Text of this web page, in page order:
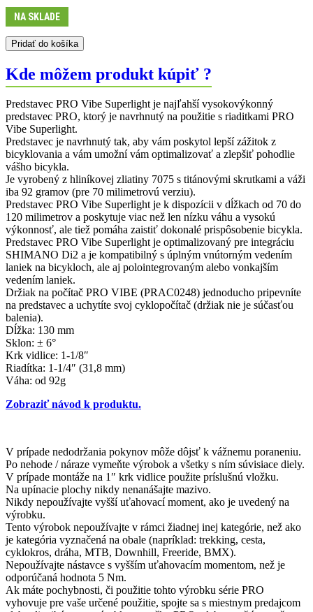
NA SKLADE
množstvo
Predstavec
VIBE
SUPERLIGHT
6°
130
mm
Pridať do košíka
Kde môžem produkt kúpiť ?
Predstavec PRO Vibe Superlight je najľahší vysokovýkonný
predstavec PRO, ktorý je navrhnutý na použitie s riaditkami PRO
Vibe Superlight.
Predstavec je navrhnutý tak, aby vám poskytol lepší zážitok z
bicyklovania a vám umožní vám optimalizovať a zlepšiť pohodlie
vášho bicykla.
Je vyrobený z hliníkovej zliatiny 7075 s titánovými skrutkami a váži
iba 92 gramov (pre 70 milimetrovú verziu).
Predstavec PRO Vibe Superlight je k dispozícii v dĺžkach od 70 do
120 milimetrov a poskytuje viac než len nízku váhu a vysokú
výkonnosť, ale tiež pomáha zaistiť dokonalé prispôsobenie bicykla.
Predstavec PRO Vibe Superlight je optimalizovaný pre integráciu
SHIMANO Di2 a je kompatibilný s úplným vnútorným vedením
laniek na bicykloch, ale aj polointegrovaným alebo vonkajším
vedením laniek.
Držiak na počítač PRO VIBE (PRAC0248) jednoducho pripevníte
na predstavec a uchytíte svoj cyklopočítač (držiak nie je súčasťou
balenia).
Dĺžka: 130 mm
Sklon: ± 6°
Krk vidlice: 1-1/8″
Riadítka: 1-1/4″ (31,8 mm)
Váha: od 92g
Zobraziť návod k produktu.
V prípade nedodržania pokynov môže dôjsť k vážnemu poraneniu.
Po nehode / náraze vymeňte výrobok a všetky s ním súvisiace diely.
V prípade montáže na 1″ krk vidlice použite príslušnú vložku.
Na upínacie plochy nikdy nenanášajte mazivo.
Nikdy nepoužívajte vyšší uťahovací moment, ako je uvedený na
výrobku.
Tento výrobok nepoužívajte v rámci žiadnej inej kategórie, než ako
je kategória vyznačená na obale (napríklad: trekking, cesta,
cyklokros, dráha, MTB, Downhill, Freeride, BMX).
Nepoužívajte nástavce s vyšším uťahovacím momentom, než je
odporúčaná hodnota 5 Nm.
Ak máte pochybnosti, či použitie tohto výrobku série PRO
vyhovuje pre vaše určené použitie, spojte sa s miestnym predajcom